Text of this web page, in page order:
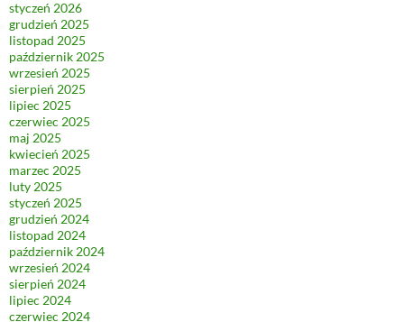
styczeń 2026
grudzień 2025
listopad 2025
październik 2025
wrzesień 2025
sierpień 2025
lipiec 2025
czerwiec 2025
maj 2025
kwiecień 2025
marzec 2025
luty 2025
styczeń 2025
grudzień 2024
listopad 2024
październik 2024
wrzesień 2024
sierpień 2024
lipiec 2024
czerwiec 2024